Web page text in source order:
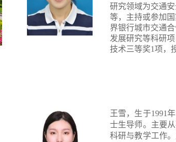
研究领域为交通
等，主持或参加
界银行城市交通
发展研究等科研
技术三等奖1项，
王雪，生于1991
士生导师。主要
科研与教学工作